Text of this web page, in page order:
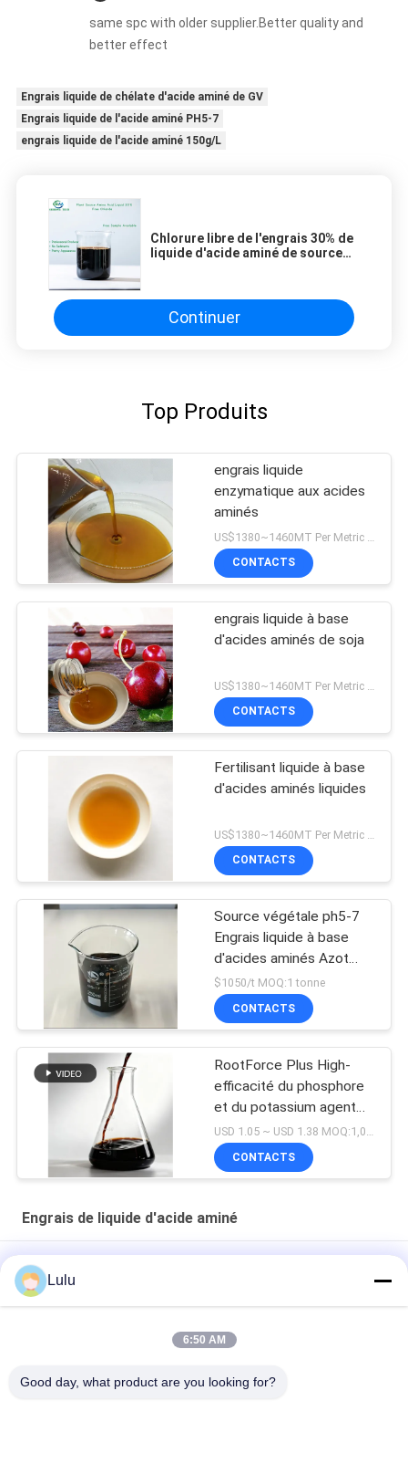
same spc with older supplier.Better quality and
better effect
Engrais liquide de chélate d'acide aminé de GV
Engrais liquide de l'acide aminé PH5-7
engrais liquide de l'acide aminé 150g/L
Chlorure libre de l'engrais 30% de
liquide d'acide aminé de source
Continuer
Top Produits
engrais liquide
enzymatique aux acides
aminés
US$1380~1460MT Per Metric Ton MOQ:tonne 1Metric par expédition
CONTACTS
engrais liquide à base
d'acides aminés de soja
CONTACTS
Fertilisant liquide à base
d'acides aminés liquides
CONTACTS
Source végétale ph5-7
Engrais liquide à base
d'acides aminés Azot
pour l'agriculture
$1050/t MOQ:1 tonne
CONTACTS
RootForce Plus High-
efficacité du phosphore
et du potassium agent
solubilisant avec
chélates d'acides aminés
pour des systèmes
USD 1.05 ~ USD 1.38 MOQ:1,000 LITRE
CONTACTS
Engrais de liquide d'acide aminé
OMRI Hydrolyse enzymatique à base de soja Acide aminé
liquide 50% azote organique 8-0-0
acides aminés 45% anti-stress pour les cultures
Lulu
6:50 AM
Good day, what product are you looking for?